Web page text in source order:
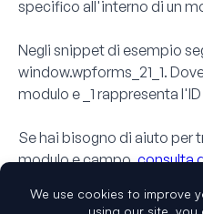
specifico all'interno di un
Negli snippet di esempio
window.wpforms_21_1.
modulo e _1 rappresenta
Se hai bisogno di aiuto per
modulo e campo,consulta
Ecco un paio di snippet di